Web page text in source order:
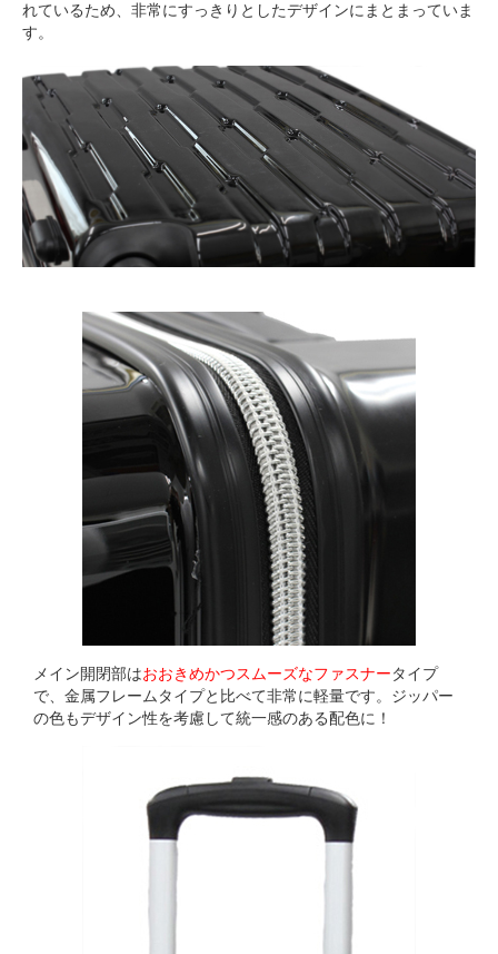
れているため、非常にすっきりとしたデザインにまとまっていま
す。
メイン開閉部はおおきめかつスムーズなファスナータイプ
で、金属フレームタイプと比べて非常に軽量です。ジッパー
の色もデザイン性を考慮して統一感のある配色に！